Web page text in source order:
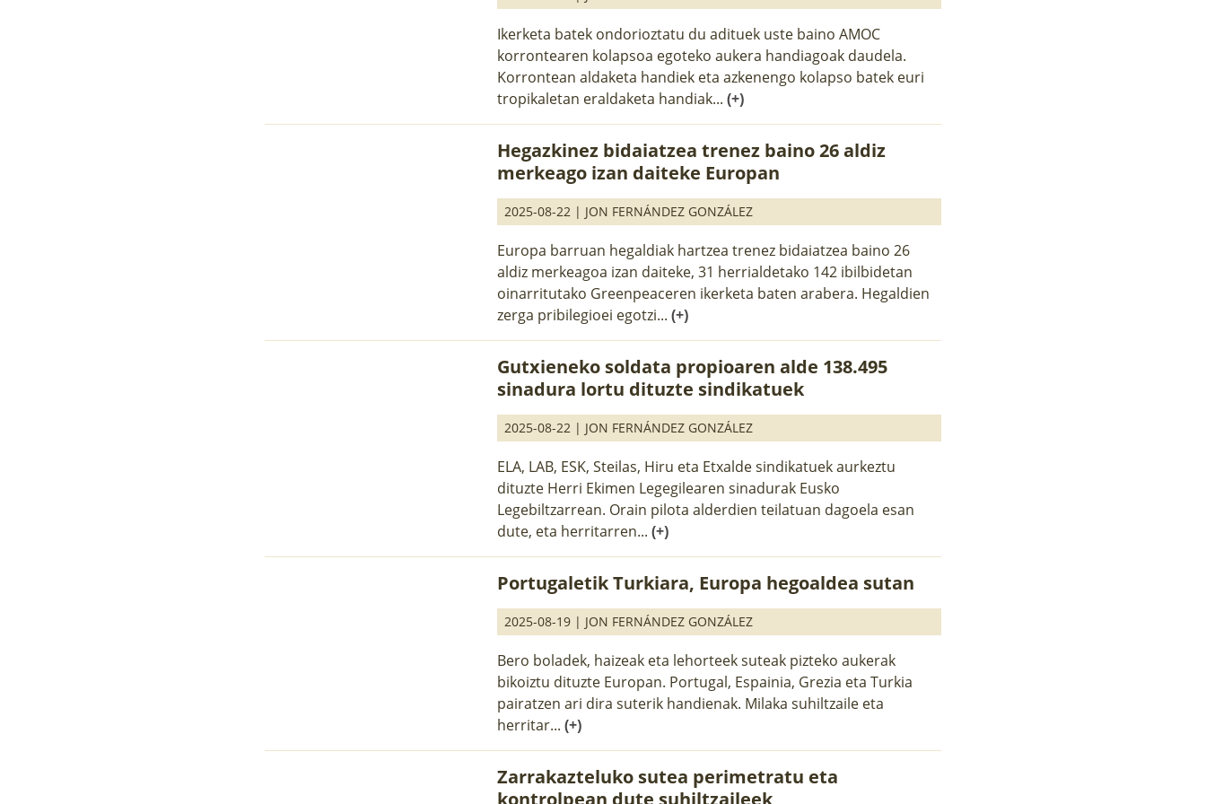
Ikerketa batek ondorioztatu du adituek uste baino AMOC
korrontearen kolapsoa egoteko aukera handiagoak daudela.
Korrontean aldaketa handiek eta azkenengo kolapso batek euri
tropikaletan eraldaketa handiak...(+)
Hegazkinez bidaiatzea trenez baino 26 aldiz
merkeago izan daiteke Europan
2025-08-22 | JON FERNÁNDEZ GONZÁLEZ
Europa barruan hegaldiak hartzea trenez bidaiatzea baino 26
aldiz merkeagoa izan daiteke, 31 herrialdetako 142 ibilbidetan
oinarritutako Greenpeaceren ikerketa baten arabera. Hegaldien
zerga pribilegioei egotzi...(+)
Gutxieneko soldata propioaren alde 138.495
sinadura lortu dituzte sindikatuek
2025-08-22 | JON FERNÁNDEZ GONZÁLEZ
ELA, LAB, ESK, Steilas, Hiru eta Etxalde sindikatuek aurkeztu
dituzte Herri Ekimen Legegilearen sinadurak Eusko
Legebiltzarrean. Orain pilota alderdien teilatuan dagoela esan
dute, eta herritarren...(+)
Portugaletik Turkiara, Europa hegoaldea sutan
2025-08-19 | JON FERNÁNDEZ GONZÁLEZ
Bero boladek, haizeak eta lehorteek suteak pizteko aukerak
bikoiztu dituzte Europan. Portugal, Espainia, Grezia eta Turkia
pairatzen ari dira suterik handienak. Milaka suhiltzaile eta
herritar...(+)
Zarrakazteluko sutea perimetratu eta
kontrolpean dute suhiltzaileek